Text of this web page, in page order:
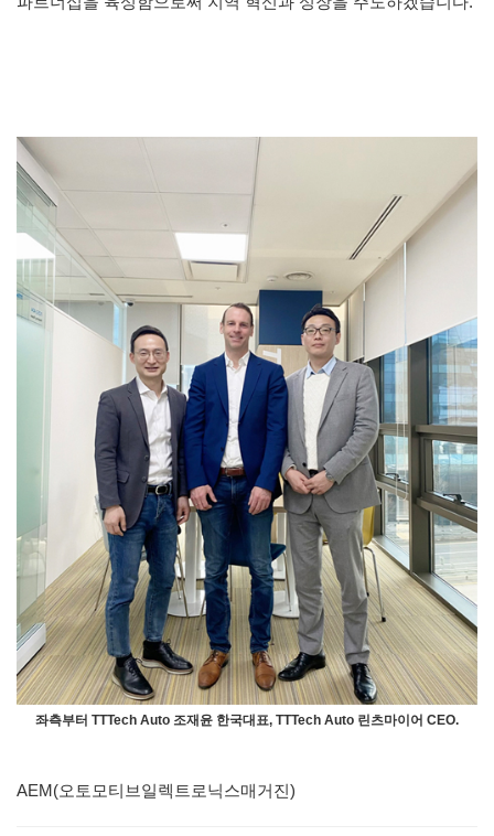
좌측부터 TTTech Auto 조재윤 한국대표, TTTech Auto 린츠마이어 CEO.
AEM(오토모티브일렉트로닉스매거진)